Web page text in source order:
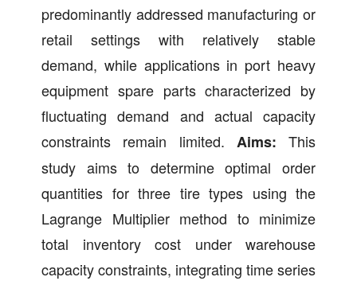
predominantly addressed manufacturing or
retail settings with relatively stable
demand, while applications in port heavy
equipment spare parts characterized by
fluctuating demand and actual capacity
constraints remain limited. Aims: This
study aims to determine optimal order
quantities for three tire types using the
Lagrange Multiplier method to minimize
total inventory cost under warehouse
capacity constraints, integrating time series